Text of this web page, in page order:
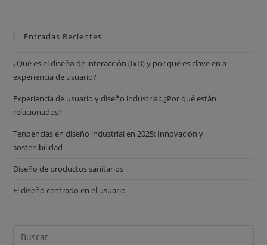
Entradas Recientes
¿Qué es el diseño de interacción (IxD) y por qué es clave en a
experiencia de usuario?
Experiencia de usuario y diseño industrial: ¿Por qué están
relacionados?
Tendencias en diseño industrial en 2025: Innovación y
sostenibilidad
Diseño de productos sanitarios
El diseño centrado en el usuario